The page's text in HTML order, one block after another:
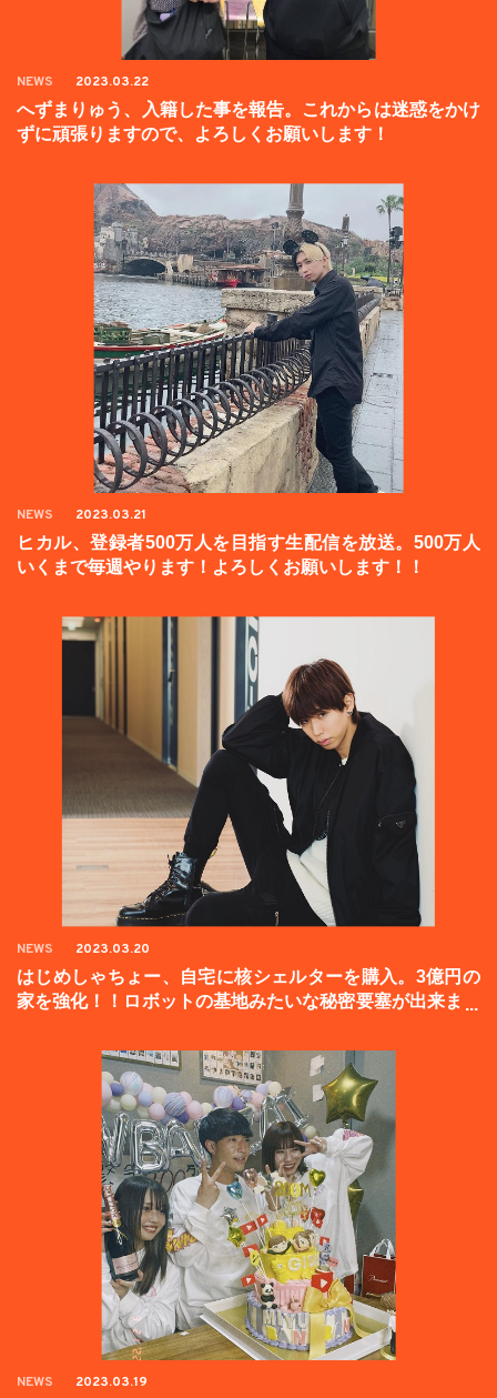
NEWS 2023.03.22
へずまりゅう、入籍した事を報告。これからは迷惑をかけ
ずに頑張りますので、よろしくお願いします！
NEWS 2023.03.21
ヒカル、登録者500万人を目指す生配信を放送。500万人
いくまで毎週やります！よろしくお願いします！！
NEWS 2023.03.20
はじめしゃちょー、自宅に核シェルターを購入。3億円の
家を強化！！ロボットの基地みたいな秘密要塞が出来まし
NEWS 2023.03.19